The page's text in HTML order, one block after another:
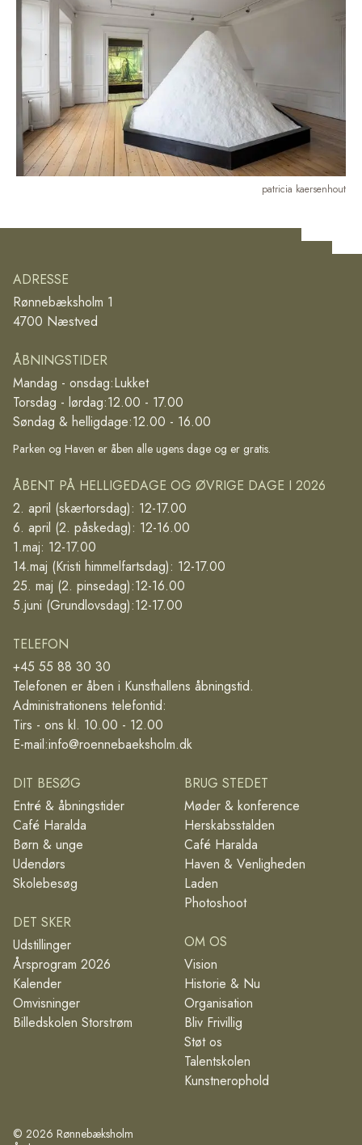
patricia kaersenhout
ADRESSE
Rønnebæksholm 1
4700 Næstved
ÅBNINGSTIDER
Mandag - onsdag:Lukket
Torsdag - lørdag:12.00 - 17.00
Søndag & helligdage:12.00 - 16.00
Parken og Haven er åben alle ugens dage og er gratis.
ÅBENT PÅ HELLIGEDAGE OG ØVRIGE DAGE I 2026
2. april (skærtorsdag): 12-17.00
6. april (2. påskedag): 12-16.00
1.maj: 12-17.00
14.maj (Kristi himmelfartsdag): 12-17.00
25. maj (2. pinsedag):12-16.00
5.juni (Grundlovsdag):12-17.00
TELEFON
+45 55 88 30 30
Telefonen er åben i Kunsthallens åbningstid.
Administrationens telefontid:
Tirs - ons kl. 10.00 - 12.00
E-mail:info@roennebaeksholm.dk
DIT BESØG
Entré & åbningstider
Café Haralda
Børn & unge
Udendørs
Skolebesøg
DET SKER
Udstillinger
Årsprogram 2026
Kalender
Omvisninger
Billedskolen Storstrøm
BRUG STEDET
Møder & konference
Herskabsstalden
Café Haralda
Haven & Venligheden
Laden
Photoshoot
OM OS
Vision
Historie & Nu
Organisation
Bliv Frivillig
Støt os
Talentskolen
Kunstnerophold
© 2026 Rønnebæksholm